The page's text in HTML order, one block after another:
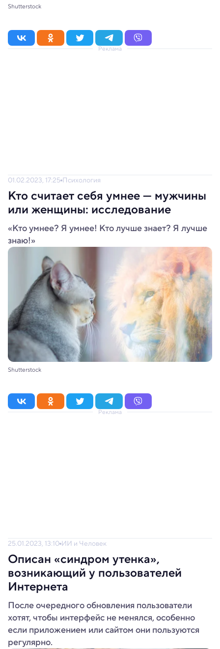
Shutterstock
Реклама
01.02.2023, 17:25 Психология
Кто считает себя умнее — мужчины
или женщины: исследование
«Кто умнее? Я умнее! Кто лучше знает? Я лучше
знаю!»
Shutterstock
Реклама
25.01.2023, 13:10 ИИ и Человек
Описан «синдром утенка»,
возникающий у пользователей
Интернета
После очередного обновления пользователи
хотят, чтобы интерфейс не менялся, особенно
если приложением или сайтом они пользуются
регулярно.